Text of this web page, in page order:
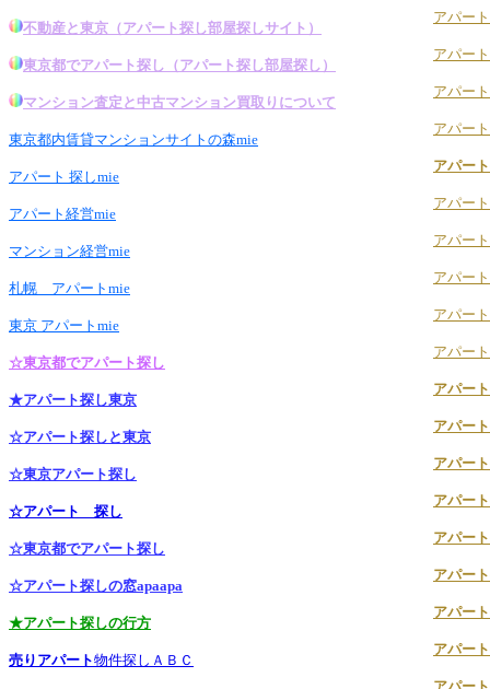
不動産と東京 （アパート探し部屋探しサイト）
東京都でアパート探し （アパート探し部屋探し ）
マンション査定と中古マンション買取りについて
東京都内賃貸マンションサイトの森mie
アパート 探しmie
アパート経営mie
マンション経営mie
札幌 アパートmie
東京 アパートmie
☆東京都でアパート探し
★アパート探し東京
☆アパート探しと東京
☆東京アパート探し
☆アパート 探し
☆東京都でアパート探し
☆アパート探しの窓apaapa
★アパート探しの行方
売りアパート物件探しＡＢＣ
アパー
アパー
アパー
アパー
アパー
アパー
アパー
アパー
アパー
アパー
アパー
アパー
アパー
アパー
アパー
アパー
アパー
アパー